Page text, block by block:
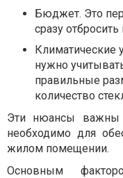
Бюджет. Это
сразу
Климатические
нужно
правильные
количество
Эти нюансы важны
необходимо для
жилом помещении.
Основным